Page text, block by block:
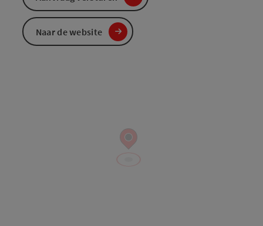
Naar de website